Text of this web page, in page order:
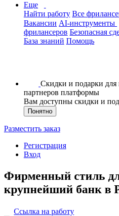
Еще
Найти работу Все
Вакансии AI-инструменты
фрилансеров Безопасная
База знаний Помощь
Скидки и подарки для
партнеров платформы
Вам доступны скидки и
Понятно
Разместить заказ
Регистрация
Вход
Фирменный стиль
крупнейший банк в
Ссылка на работу